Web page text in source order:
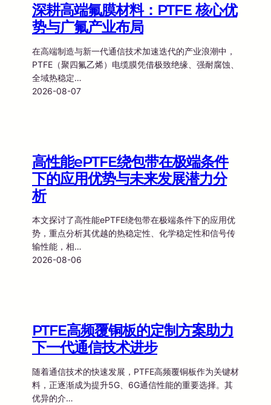
深耕高端氟膜材料：PTFE 核心优
势与广氟产业布局
在高端制造与新一代通信技术加速迭代的产业浪潮中，
PTFE（聚四氟乙烯）电缆膜凭借极致绝缘、强耐腐蚀、
全域热稳定…
2026-08-07
高性能ePTFE绕包带在极端条件
下的应用优势与未来发展潜力分
析
本文探讨了高性能ePTFE绕包带在极端条件下的应用优
势，重点分析其优越的热稳定性、化学稳定性和信号传
输性能，相…
2026-08-06
PTFE高频覆铜板的定制方案助力
下一代通信技术进步
随着通信技术的快速发展，PTFE高频覆铜板作为关键材
料，正逐渐成为提升5G、6G通信性能的重要选择。其
优异的介…